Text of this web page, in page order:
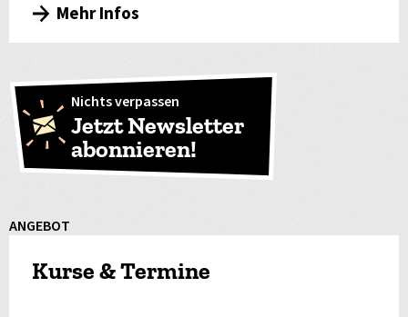
Mehr Infos
Nichts verpassen
Jetzt Newsletter
abonnieren!
ANGEBOT
Kurse & Termine